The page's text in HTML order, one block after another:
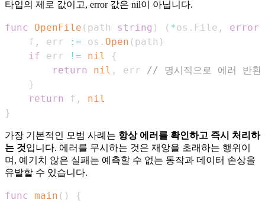
타입의 제로 값이고, error 값은 nil이 아닙니다.
func OpenFile ( path string ) ( *os . File , error
    f
, err := os . Open ( path )
if err != nil
{
return
nil , err // 명시적으로 에러 반환
}
return
f ,
nil
}
가장 기본적인 모범 사례는 항상 에러를 확인하고 즉시 처리하
는 것입니다. 에러를 무시하는 것은 재앙을 초래하는 행위이
며, 예기치 않은 실패는 예측할 수 없는 동작과 데이터 손상을
유발할 수 있습니다.
func main ( )
{